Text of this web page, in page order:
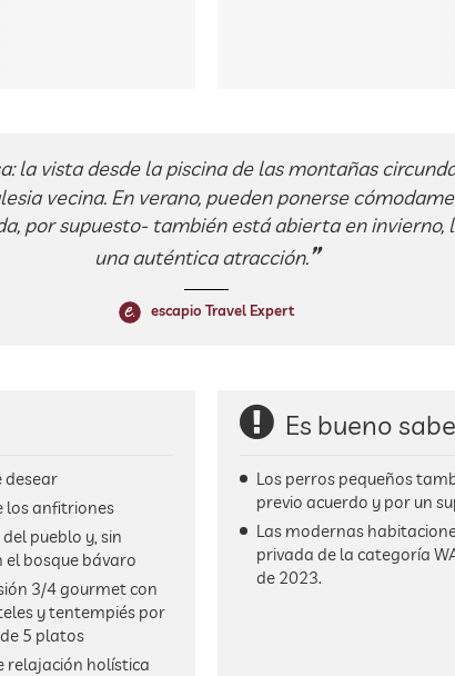
la vista desde la piscina de las montañas
vecina. En verano, pueden ponerse
por supuesto- también está abierta en invierno,
una auténtica atracción.
escapio Travel Expert
desear
los anfitriones
pueblo y, sin
bosque bávaro
3/4 gourmet con
y tentempiés por
5 platos
relajación holística
Es bueno
Los perros pequeños
previo acuerdo y por un
Las modernas
privada de la categoría
de 2023.